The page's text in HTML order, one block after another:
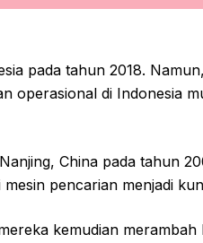
pada tahun 2018.
operasional di Indonesia
China pada tahun
pencarian menjadi
kemudian